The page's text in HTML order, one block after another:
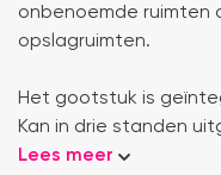
onbenoemde ruimten
opslagruimten.
Het gootstuk is
Kan in drie standen
Lees meer